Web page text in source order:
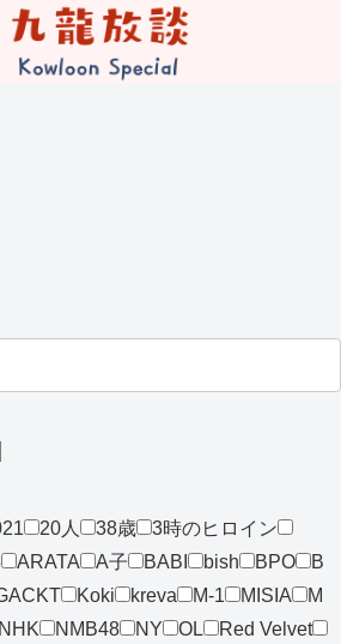
20人 38歳
3時のヒロイン
ARATA A子 BABI bish BPO
B
Koki kreva M-1 MISIA
M
NHK NMB48 NY OL
Red Velvet